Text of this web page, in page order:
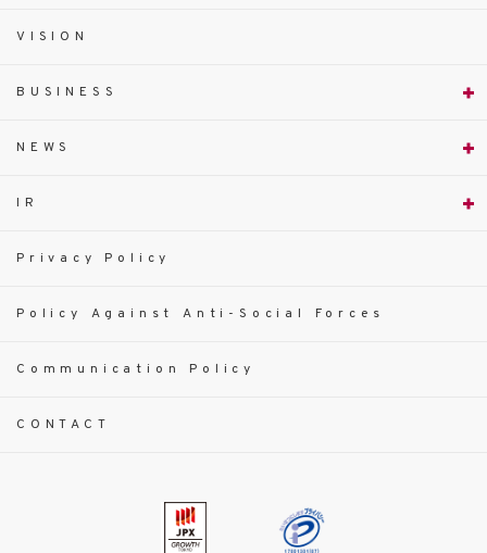
VISION
BUSINESS
NEWS
IR
Privacy Policy
Policy Against Anti-Social Forces
Communication Policy
CONTACT